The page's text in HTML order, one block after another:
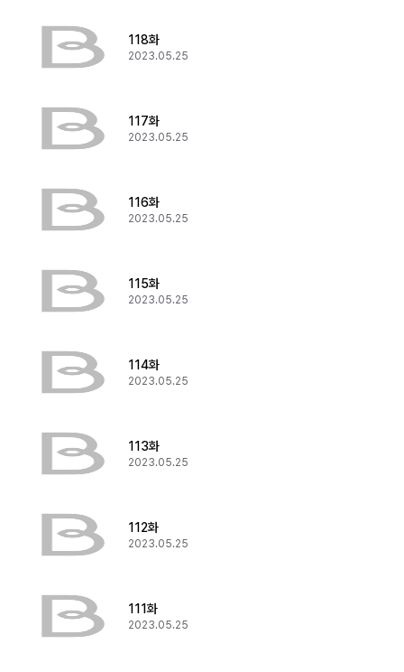
118화
2023.05.25
117화
2023.05.25
116화
2023.05.25
115화
2023.05.25
114화
2023.05.25
113화
2023.05.25
112화
2023.05.25
111화
2023.05.25